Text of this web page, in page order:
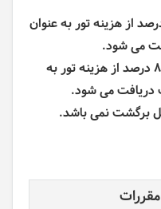
توربه عنوان
می شود.
توربه
دریافت می شود.